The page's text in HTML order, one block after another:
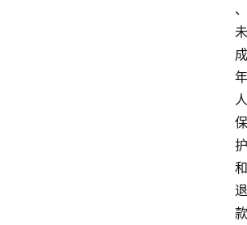
、
未
成
年
人
保
护
和
退
款